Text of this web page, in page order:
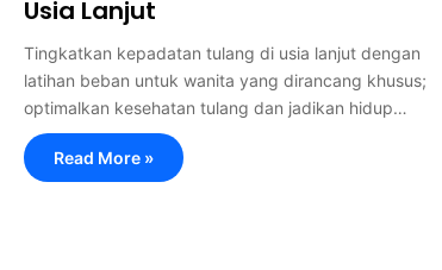
Usia Lanjut
Tingkatkan kepadatan tulang di usia lanjut dengan
latihan beban untuk wanita yang dirancang khusus;
optimalkan kesehatan tulang dan jadikan hidup…
Read More »